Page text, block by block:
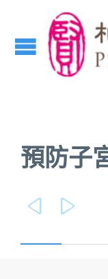
預防子
 